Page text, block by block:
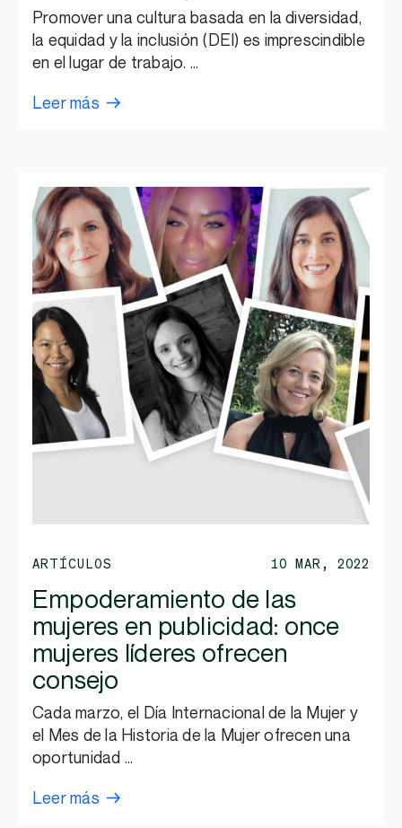
Promover una cultura basada en la diversidad,
la equidad y la inclusión (DEI) es imprescindible
en el lugar de trabajo. …
Leer más
ARTÍCULOS 10 MAR, 2022
Empoderamiento de las
mujeres en publicidad: once
mujeres líderes ofrecen
consejo
Cada marzo, el Día Internacional de la Mujer y
el Mes de la Historia de la Mujer ofrecen una
oportunidad …
Leer más